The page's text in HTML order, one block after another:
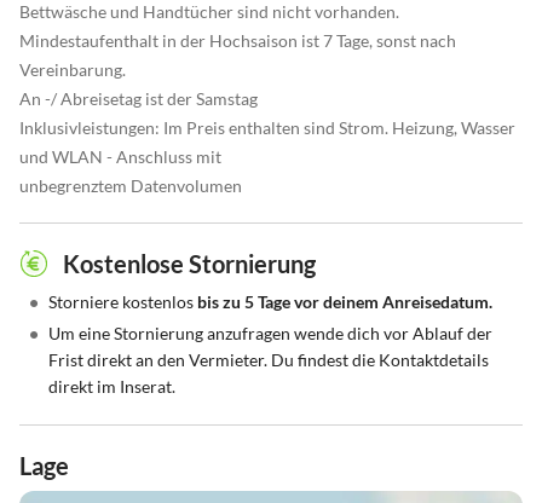
Bettwäsche und Handtücher sind nicht vorhanden.
Mindestaufenthalt in der Hochsaison ist 7 Tage, sonst nach
Vereinbarung.
An -/ Abreisetag ist der Samstag
Inklusivleistungen: Im Preis enthalten sind Strom. Heizung, Wasser
und WLAN - Anschluss mit
unbegrenztem Datenvolumen
Kostenlose Stornierung
• Storniere kostenlos bis zu 5 Tage vor deinem Anreisedatum.
• Um eine Stornierung anzufragen wende dich vor Ablauf der
Frist direkt an den Vermieter. Du findest die Kontaktdetails
direkt im Inserat.
Lage